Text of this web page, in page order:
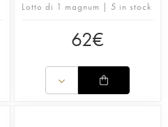
Lotto di 1 magnum | 5 in stock
62€